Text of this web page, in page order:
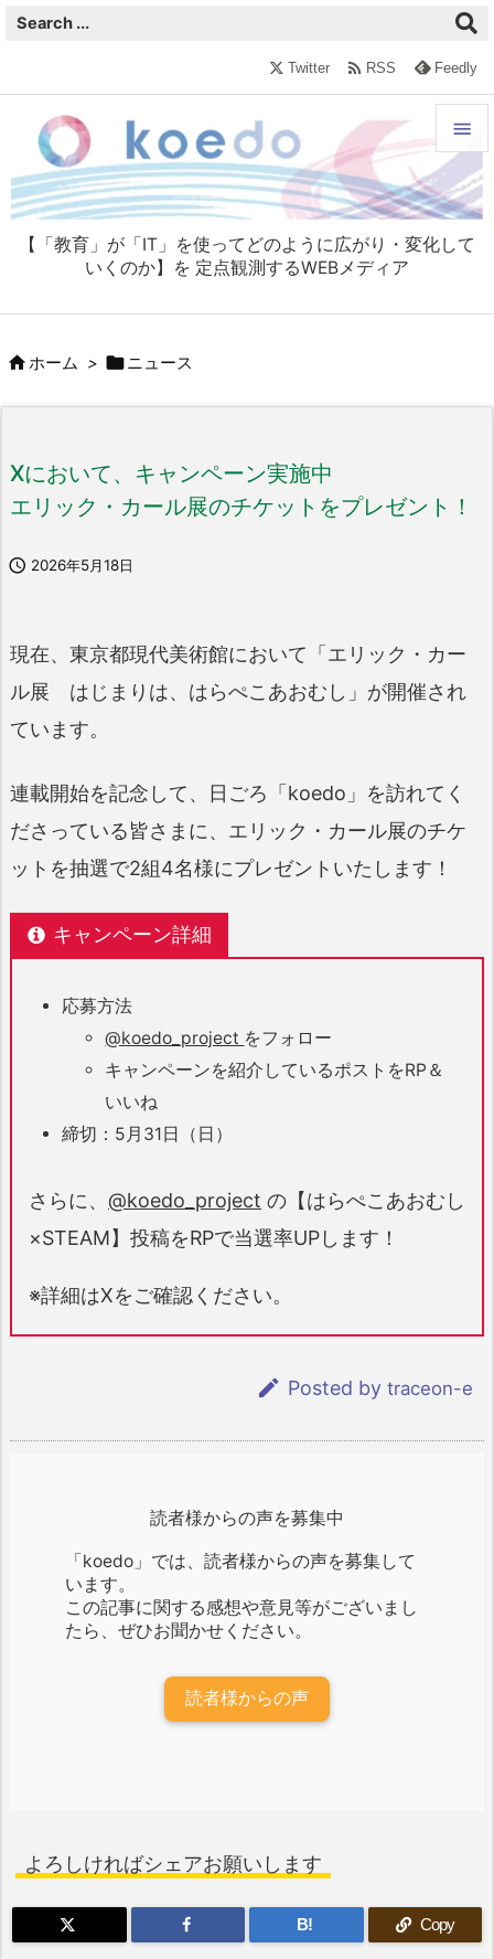
【「教育」が「IT」を使ってどのように広がり・変化して
いくのか】を 定点観測するWEBメディア


メニュ

Twitter  RSS Feedly
ホーム > ニュース
Xにおいて、キャンペーン実施中
エリック・カール展のチケットをプレゼント！
 2026年5月18日
現在、東京都現代美術館において「エリック・カー
ル展 はじまりは、はらぺこあおむし」が開催され
ています。
連載開始を記念して、日ごろ「koedo」を訪れてく
ださっている皆さまに、エリック・カール展のチケ
ットを抽選で2組4名様にプレゼントいたします！
キャンペーン詳細
応募方法
@koedo_project をフォロー
キャンペーンを紹介しているポストをRP＆
いいね
締切：5月31日（日）
さらに、 @koedo_project の【はらぺこあおむし
×STEAM】投稿をRPで当選率UPします！
※詳細はXをご確認ください。
 Posted by traceon-e
読者様からの声を募集中
「koedo」では、読者様からの声を募集して
います。
この記事に関する感想や意見等がございまし
たら、ぜひお聞かせください。
読者様からの声
よろしければシェアお願いします
B! Copy